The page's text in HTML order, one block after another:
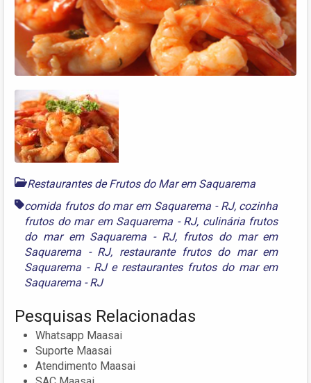
Restaurantes de Frutos do Mar em Saquarema
comida frutos do mar em Saquarema - RJ, cozinha
frutos do mar em Saquarema - RJ, culinária frutos
do mar em Saquarema - RJ, frutos do mar em
Saquarema - RJ, restaurante frutos do mar em
Saquarema - RJe restaurantes frutos do mar em
Saquarema - RJ
Pesquisas Relacionadas
Whatsapp Maasai
Suporte Maasai
Atendimento Maasai